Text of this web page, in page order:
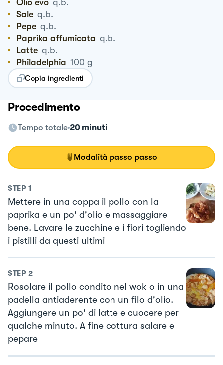
Olio evo q.b.
Sale q.b.
Pepe q.b.
Paprika affumicata q.b.
Latte q.b.
Philadelphia 100 g
Copia ingredienti
Procedimento
Tempo totale 20 minuti
Modalità passo passo
STEP 1
Mettere in una coppa il pollo con la
paprika e un po' d'olio e massaggiare
bene. Lavare le zucchine e i fiori togliendo
i pistilli da questi ultimi
STEP 2
Rosolare il pollo condito nel wok o in una
padella antiaderente con un filo d'olio.
Aggiungere un po' di latte e cuocere per
qualche minuto. A fine cottura salare e
pepare